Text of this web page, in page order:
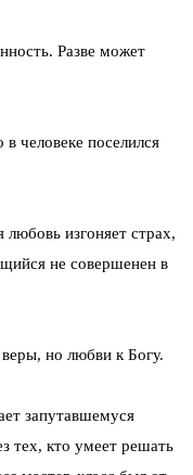
Разве может
человеке поселился
изгоняет страх,
не совершенен в
но любви к Богу.
запутавшемуся
тех, кто умеет решать